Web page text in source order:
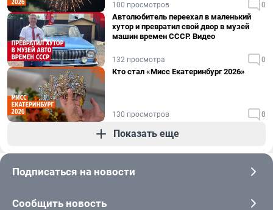
100 просмотров 0
Автолюбитель переехал в маленький
хутор и превратил свой двор в музей
машин времен СССР. Видео
132 просмотра 0
Кто стал «Мисс Екатеринбург 2026»
130 просмотров 0
Показать еще
Подписаться на новости
Сообщить новость